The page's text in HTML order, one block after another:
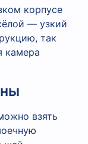
корпусе
— узкий
так
камера
взять